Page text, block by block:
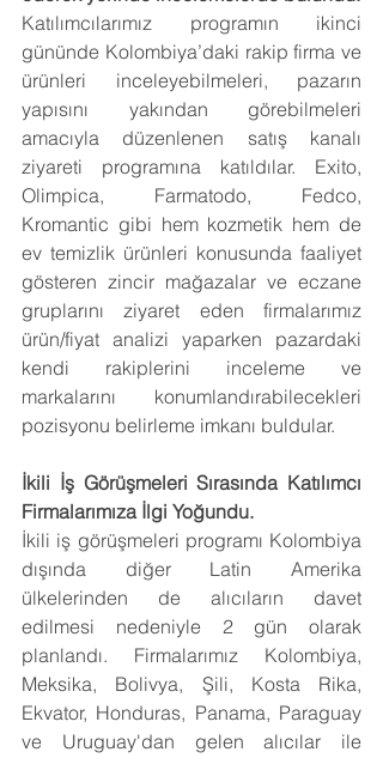
Katılımcılarımız programın ikinci
gününde Kolombiya’daki rakip firma ve
ürünleri inceleyebilmeleri, pazarın
yapısını yakından görebilmeleri
amacıyla düzenlenen satış kanalı
ziyareti programına katıldılar. Exito,
Olimpica, Farmatodo, Fedco,
Kromantic gibi hem kozmetik hem de
ev temizlik ürünleri konusunda faaliyet
gösteren zincir mağazalar ve eczane
gruplarını ziyaret eden firmalarımız
ürün/fiyat analizi yaparken pazardaki
kendi rakiplerini inceleme ve
markalarını konumlandırabilecekleri
pozisyonu belirleme imkanı buldular.
İkili İş Görüşmeleri Sırasında Katılımcı
Firmalarımıza İlgi Yoğundu.
İkili iş görüşmeleri programı Kolombiya
dışında diğer Latin Amerika
ülkelerinden de alıcıların davet
edilmesi nedeniyle 2 gün olarak
planlandı. Firmalarımız Kolombiya,
Meksika, Bolivya, Şili, Kosta Rika,
Ekvator, Honduras, Panama, Paraguay
ve Uruguay'dan gelen alıcılar ile